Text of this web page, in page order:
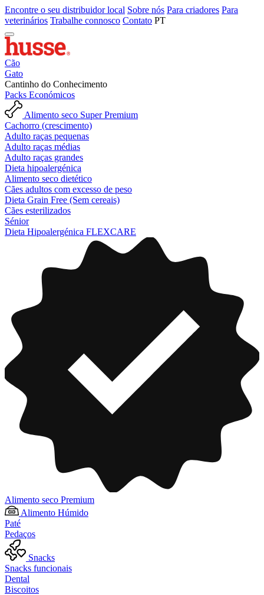
Encontre o seu distribuidor local Sobre nós Para criadores Para
veterinários Trabalhe connosco Contato PT
Cão
Gato
Cantinho do Conhecimento
Packs Económicos
Alimento seco Super Premium
Cachorro (crescimento)
Adulto raças pequenas
Adulto raças médias
Adulto raças grandes
Dieta hipoalergénica
Alimento seco dietético
Cães adultos com excesso de peso
Dieta Grain Free (Sem cereais)
Cães esterilizados
Sénior
Dieta Hipoalergénica FLEXCARE
Alimento seco Premium
Alimento Húmido
Paté
Pedaços
Snacks
Snacks funcionais
Dental
Biscoitos